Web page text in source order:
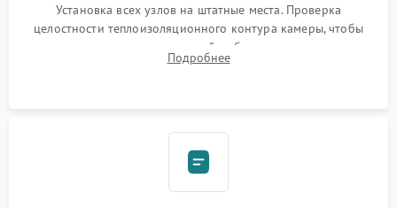
Установка всех узлов на штатные места. Проверка
целостности теплоизоляционного контура камеры, чтобы
исключить перегрев кухонной мебели и потерю тепла.
Надежная фиксация клемм и сборка корпуса шкафа.
Подробнее